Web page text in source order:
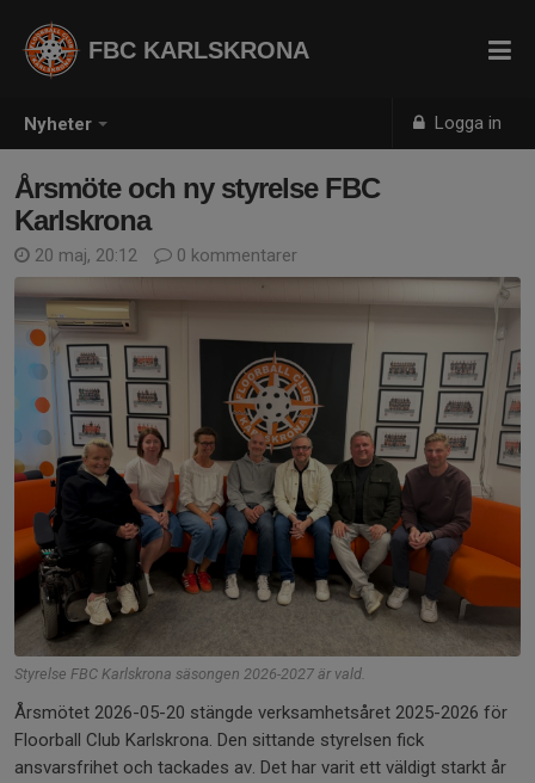
Nyheter Logga in
FBC KARLSKRONA
Årsmöte och ny styrelse FBC
Karlskrona
20 maj, 20:12 0 kommentarer
Styrelse FBC Karlskrona säsongen 2026-2027 är vald.
Årsmötet 2026-05-20 stängde verksamhetsåret 2025-2026 för
Floorball Club Karlskrona. Den sittande styrelsen fick
ansvarsfrihet och tackades av. Det har varit ett väldigt starkt år